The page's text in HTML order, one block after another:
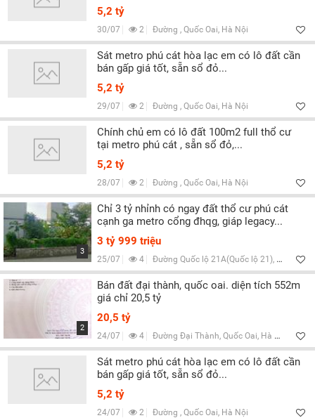
5,2 tỷ
30/07 2 Đường , Quốc Oai, Hà Nội
Sát metro phú cát hòa lạc em có lô đất cần
bán gấp giá tốt, sẵn sổ đỏ...
5,2 tỷ
29/07 2 Đường , Quốc Oai, Hà Nội
Chính chủ em có lô đất 100m2 full thổ cư
tại metro phú cát , sẵn sổ đỏ,...
5,2 tỷ
28/07 2 Đường , Quốc Oai, Hà Nội
3
Chỉ 3 tỷ nhỉnh có ngay đất thổ cư phú cát
cạnh ga metro cổng đhqg, giáp legacy...
3 tỷ 999 triệu
25/07 4 Đường Quốc lộ 21A(Quốc lộ 21), Quốc Oai, Hà Nội
2
Bán đất đại thành, quốc oai. diện tích 552m
giá chỉ 20,5 tỷ
20,5 tỷ
24/07 4 Đường Đại Thành, Quốc Oai, Hà Nội
Sát metro phú cát hòa lạc em có lô đất cần
bán gấp giá tốt, sẵn sổ đỏ...
5,2 tỷ
24/07 2 Đường , Quốc Oai, Hà Nội